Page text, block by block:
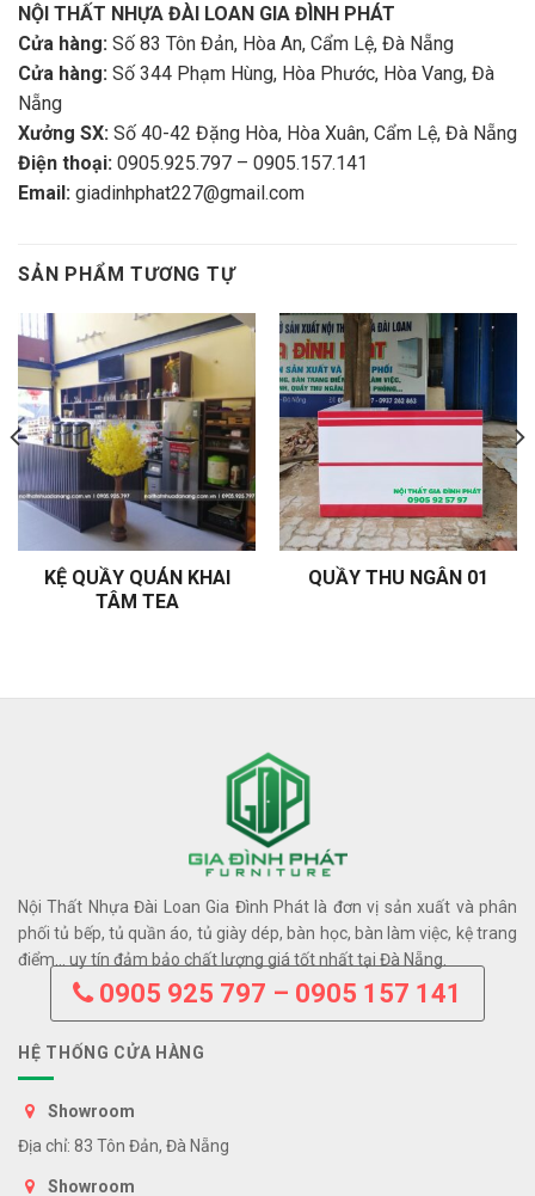
NỘI THẤT NHỰA ĐÀI LOAN GIA ĐÌNH PHÁT
Cửa hàng: Số 83 Tôn Đản, Hòa An, Cẩm Lệ, Đà Nẵng
Cửa hàng: Số 344 Phạm Hùng, Hòa Phước, Hòa Vang, Đà
Nẵng
Xưởng SX: Số 40-42 Đặng Hòa, Hòa Xuân, Cẩm Lệ, Đà Nẵng
Điện thoại: 0905.925.797 – 0905.157.141
Email: giadinhphat227@gmail.com
SẢN PHẨM TƯƠNG TỰ
KỆ QUẦY QUÁN KHAI
TÂM TEA
QUẦY THU NGÂN 01
Nội Thất Nhựa Đài Loan Gia Đình Phát là đơn vị sản xuất và phân
phối tủ bếp, tủ quần áo, tủ giày dép, bàn học, bàn làm việc, kệ trang
điểm… uy tín đảm bảo chất lượng giá tốt nhất tại Đà Nẵng.
0905 925 797 – 0905 157 141
HỆ THỐNG CỬA HÀNG
Showroom
Địa chỉ: 83 Tôn Đản, Đà Nẵng
Showroom